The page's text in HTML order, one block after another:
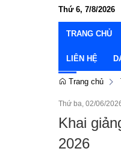
Thứ 6, 7/8/2026
TRANG CHỦ
LIÊN HỆ
Trang chủ
Thứ ba, 02/06/
Khai
2026